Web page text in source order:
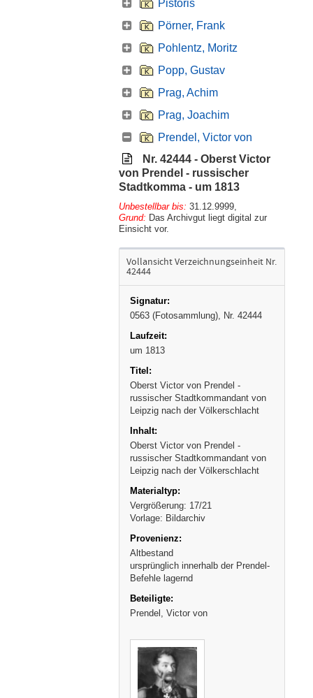
Pistoris
Pörner, Frank
Pohlentz, Moritz
Popp, Gustav
Prag, Achim
Prag, Joachim
Prendel, Victor von
Nr. 42444 - Oberst Victor
von Prendel - russischer
Stadtkomma - um 1813
Unbestellbar bis: 31.12.9999,
Grund: Das Archivgut liegt digital zur
Einsicht vor.
Vollansicht Verzeichnungseinheit Nr.
42444
0563 (Fotosammlung), Nr. 42444
um 1813
Oberst Victor von Prendel -
russischer Stadtkommandant von
Leipzig nach der Völkerschlacht
Oberst Victor von Prendel -
russischer Stadtkommandant von
Leipzig nach der Völkerschlacht
Vergrößerung: 17/21
Vorlage: Bildarchiv
Altbestand
ursprünglich innerhalb der Prendel-
Befehle lagernd
Prendel, Victor von